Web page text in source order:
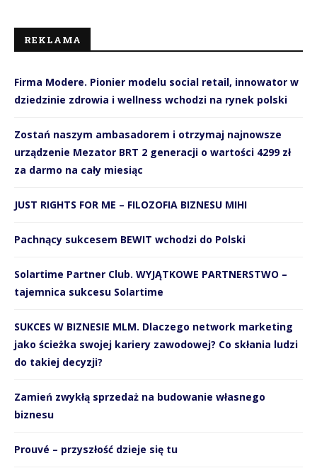
REKLAMA
Firma Modere. Pionier modelu social retail, innowator w
dziedzinie zdrowia i wellness wchodzi na rynek polski
Zostań naszym ambasadorem i otrzymaj najnowsze
urządzenie Mezator BRT 2 generacji o wartości 4299 zł
za darmo na cały miesiąc
JUST RIGHTS FOR ME – FILOZOFIA BIZNESU MIHI
Pachnący sukcesem BEWIT wchodzi do Polski
Solartime Partner Club. WYJĄTKOWE PARTNERSTWO –
tajemnica sukcesu Solartime
SUKCES W BIZNESIE MLM. Dlaczego network marketing
jako ścieżka swojej kariery zawodowej? Co skłania ludzi
do takiej decyzji?
Zamień zwykłą sprzedaż na budowanie własnego
biznesu
Prouvé – przyszłość dzieje się tu